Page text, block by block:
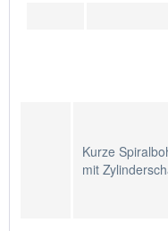
Kurze
mit